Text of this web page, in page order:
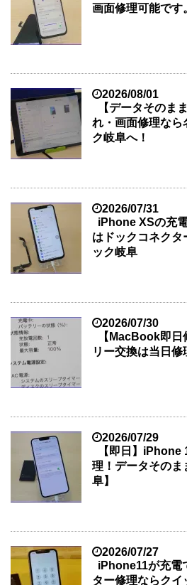
画面修理可能で
2026/08/01
【データそのま
れ・画面修理なら
ク岐阜へ！
2026/07/31
iPhone XSの充
はドックコネクタ
ック岐阜
2026/07/30
【MacBook即
リー交換は当日修
2026/07/29
【即日】iPhone
理！データそのま
阜】
2026/07/27
iPhone11が充電
ター修理ならク